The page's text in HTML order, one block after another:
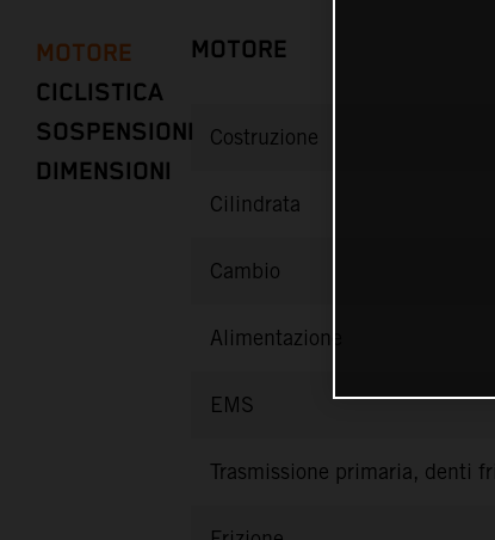
MOTORE
CICLISTICA
SOSPENSIONI
DIMENSIONI
MOTORE
Costruzione
Cilindrata
Cambio
Alimentazione
EMS
Trasmissione primaria, denti